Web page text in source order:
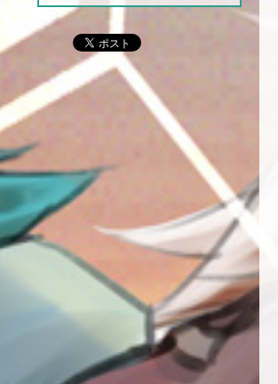
第6話
第7話
第8話
第10話
第12話
第14話
第15話
第16話
第27話
第28話
第29話
第33話
第34話
第35話
第36話
第37話
第46話
第47話
第51話
第53話
第54話
第55話
第56話
第57話
第58話
第59話
第61話
第63話
第65話
第66話
第67話